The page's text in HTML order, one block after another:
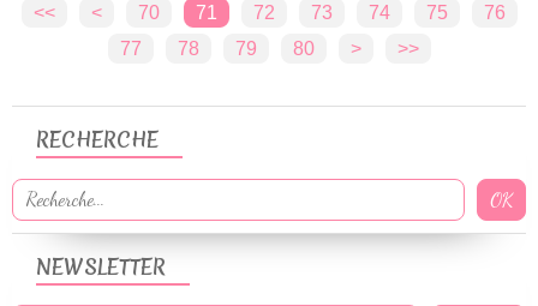
<< < 10
20
30
40
50
60
70 71 72 73 74 75
76
77
78 79 80 90
100
> >>
NEWSLETTER
RECHERCHE